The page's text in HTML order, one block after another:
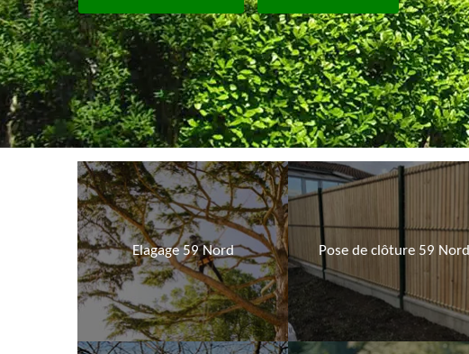
Elagage 59 Nord Pose de clôture 59 Nord